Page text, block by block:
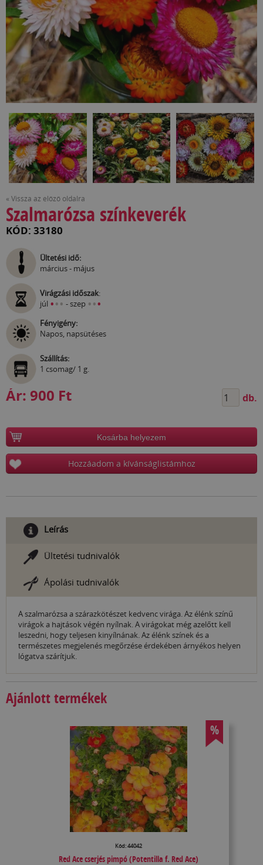
« Vissza az előző oldalra
Szalmarózsa színkeverék
KÓD: 33180
Ültetési idő:
március - május
Virágzási időszak:
júl ••• - szep •••
Fényigény:
Napos, napsütéses
Szállítás:
1 csomag/ 1 g.
Ár: 900 Ft db.
Kosárba helyezem
Hozzáadom a kívánságlistámhoz
Leírás
Ültetési tudnivalók
Ápolási tudnivalók
A szalmarózsa a szárazkötészet kedvenc virága. Az élénk színű
virágok a hajtások végén nyílnak. A virágokat még azelőtt kell
leszedni, hogy teljesen kinyílnának. Az élénk színek és a
természetes megjelenés megőrzése érdekében árnyékos helyen
lógatva szárítjuk.
Ajánlott termékek
%
Kód: 44042
Red Ace cserjés pimpó (Potentilla f. Red Ace)